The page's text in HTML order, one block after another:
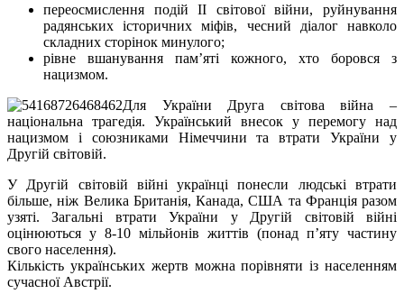
переосмислення подій ІІ світової війни, руйнування
радянських історичних міфів, чесний діалог навколо
складних сторінок минулого;
рівне вшанування пам’яті кожного, хто боровся з
нацизмом.
Для України Друга світова війна –
національна трагедія. Український внесок у перемогу над
нацизмом і союзниками Німеччини та втрати України у
Другій світовій.
У Другій світовій війні українці понесли людські втрати
більше, ніж Велика Британія, Канада, США та Франція разом
узяті. Загальні втрати України у Другій світовій війні
оцінюються у 8-10 мільйонів життів (понад п’яту частину
свого населення).
Кількість українських жертв можна порівняти із населенням
сучасної Австрії.